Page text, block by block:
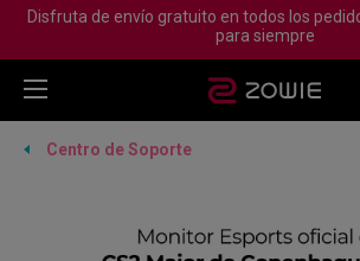
Disfruta de envío gratuito en todos los
para siempre
Centro de Soporte